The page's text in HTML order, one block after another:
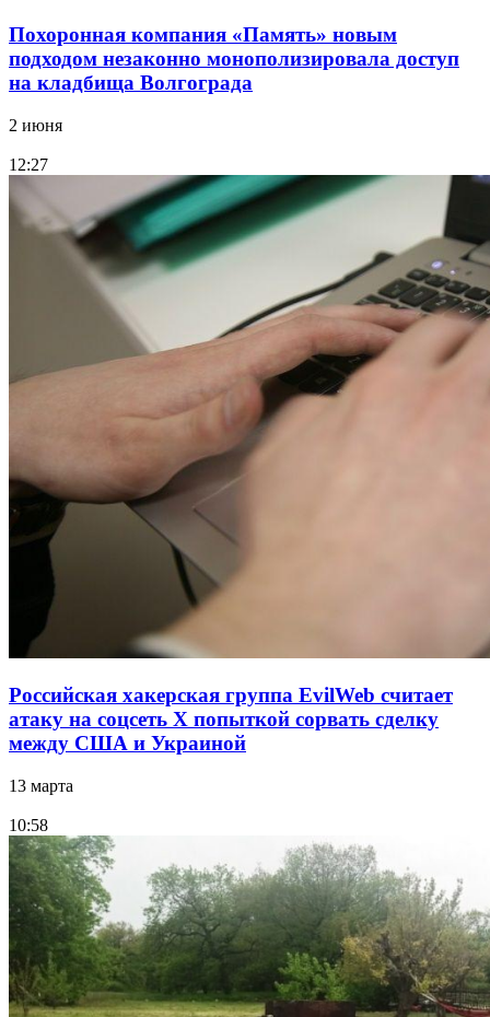
Похоронная компания «Память» новым
подходом незаконно монополизировала доступ
на кладбища Волгограда
2 июня
12:27
Российская хакерская группа EvilWeb считает
атаку на соцсеть Х попыткой сорвать сделку
между США и Украиной
13 марта
10:58